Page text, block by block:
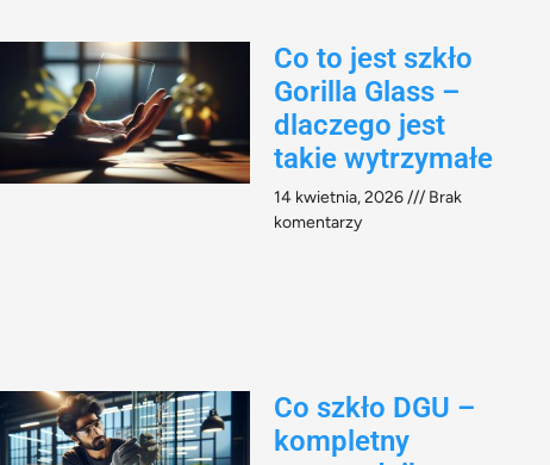
Co to jest szkło
Gorilla Glass –
dlaczego jest
takie wytrzymałe
14 kwietnia, 2026
Brak
komentarzy
Co szkło DGU –
kompletny